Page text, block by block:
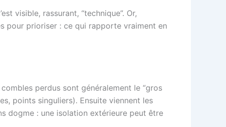
visible, rassurant, “technique”. Or,
pour prioriser : ce qui rapporte vraiment en
perdus sont généralement le “gros
points singuliers). Ensuite viennent les
dogme : une isolation extérieure peut être